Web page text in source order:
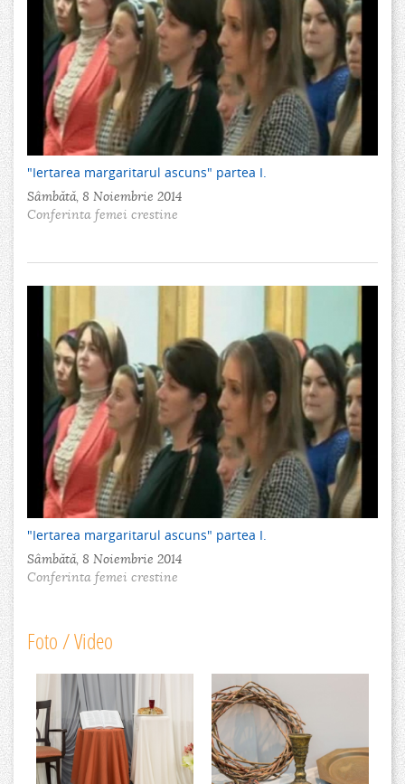
"Iertarea margaritarul ascuns" partea I.
Sâmbătă, 8 Noiembrie 2014
Conferinta femei crestine
"Iertarea margaritarul ascuns" partea I.
Sâmbătă, 8 Noiembrie 2014
Conferinta femei crestine
Foto / Video